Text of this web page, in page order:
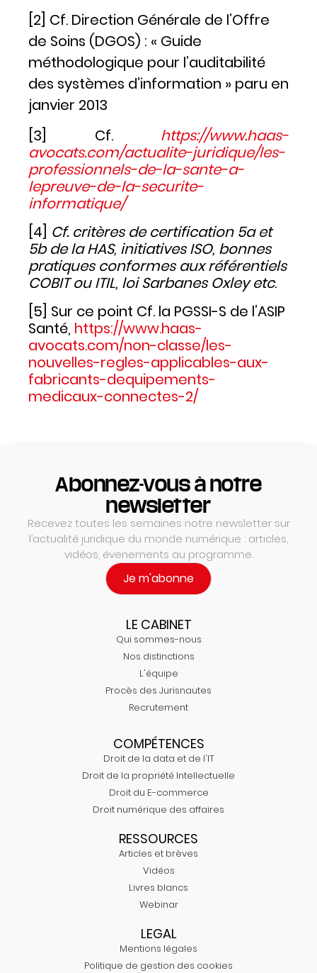
[2] Cf. Direction Générale de l’Offre
de Soins (DGOS) : « Guide
méthodologique pour l’auditabilité
des systèmes d’information » paru en
janvier 2013
[3] Cf. https://www.haas-
avocats.com/actualite-juridique/les-
professionnels-de-la-sante-a-
lepreuve-de-la-securite-
informatique/
[4] Cf. critères de certification 5a et
5b de la HAS, initiatives ISO, bonnes
pratiques conformes aux référentiels
COBIT ou ITIL, loiSarbanes Oxley etc.
[5] Sur ce point Cf. la PGSSI-S de l’ASIP
Santé, https://www.haas-
avocats.com/non-classe/les-
nouvelles-regles-applicables-aux-
fabricants-dequipements-
medicaux-connectes-2/
Abonnez-vous à notre
newsletter
Recevez toutes les semaines notre newsletter sur
l’actualité juridique du monde numérique : articles,
vidéos, évenements au programme.
Je m'abonne
LE CABINET
Qui sommes-nous
Nos distinctions
L'équipe
Procès des Jurisnautes
Recrutement
COMPÉTENCES
Droit de la data et de l'IT
Droit de la propriété Intellectuelle
Droit du E-commerce
Droit numérique des affaires
RESSOURCES
Articles et brèves
Vidéos
Livres blancs
Webinar
LEGAL
Mentions légales
Politique de gestion des cookies